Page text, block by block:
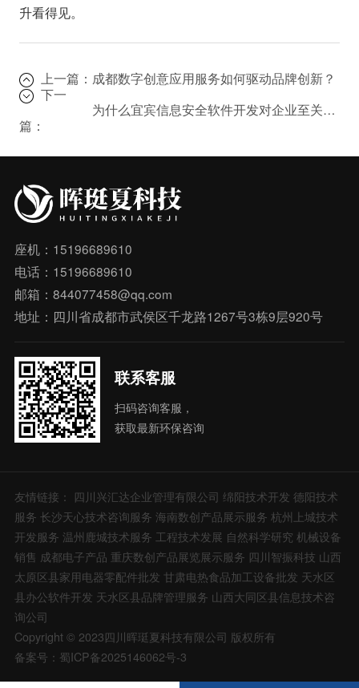
升看得见。
上一篇： 成都数字创意应用服务如何驱动品牌创新？
下一
篇：
为什么宜宾信息安全软件开发对企业至关重要？
座机：15196689610
电话：15196689610
邮箱：844077458@qq.com
地址：四川省成都市武侯区千龙路1267号3栋9层920号
联系客服
扫码咨询客服，
获取最新环保咨询
友情链接： 四川兴汇达企业管理有限公司 绵阳技术开发 德阳技术
服务 长沙天心技术咨询服务 海南数创产品展示服务 杭州上城技术
开发服务 温州鹿城技术服务 工程技术发展 自然科学研究 机械设备
销售 成都电子产品 重庆数创产品展览展示服务 四川智振科技 山西
太原区县家用电器零配件批发 甘肃电热食品加工设备批发 天水区
县办公软件开发 天水区县品牌管理服务 山西大同区县信息技术咨
询公司
Copyright © 2023四川晖珽夏科技有限公司 版权所有
备案号：蜀ICP备2025146062号-3